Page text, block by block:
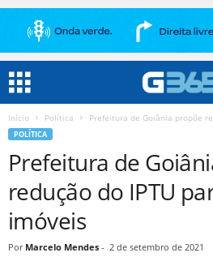
Início Política Prefeitura de Goiânia propõe
POLÍTICA
Prefeitura de
redução do IPTU
imóveis
Por Marcelo Mendes - 2 de setembro de 2021